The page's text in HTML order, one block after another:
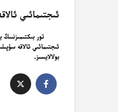
ئىجتىمائىي
تور بىكتىمىزنىىڭ
ئىجتىمائىي ئالاقە
بولالايسىز.